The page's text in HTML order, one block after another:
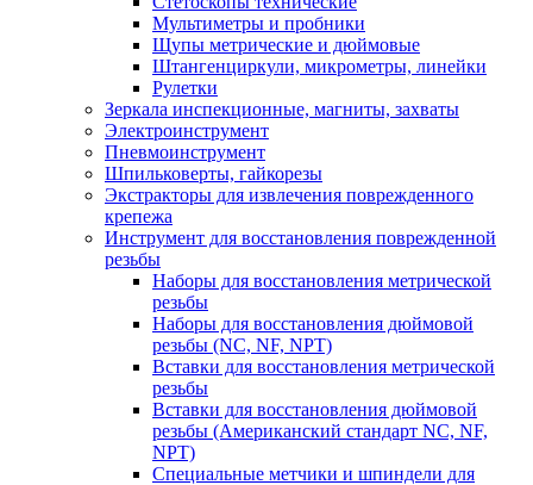
Мультиметры и пробники
Щупы метрические и дюймовые
Штангенциркули, микрометры, линейки
Рулетки
Зеркала инспекционные, магниты, захваты
Электроинструмент
Пневмоинструмент
Шпильковерты, гайкорезы
Экстракторы для извлечения поврежденного
крепежа
Инструмент для восстановления поврежденной
резьбы
Наборы для восстановления метрической
резьбы
Наборы для восстановления дюймовой
резьбы (NC, NF, NPT)
Вставки для восстановления метрической
резьбы
Вставки для восстановления дюймовой
резьбы (Американский стандарт NC, NF,
NPT)
Специальные метчики и шпиндели для